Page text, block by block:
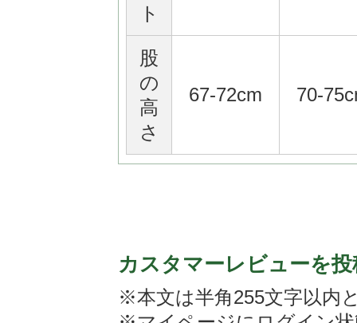
ト
股
の
高
さ
67-72cm 70-
カスタマーレビューを
※本文は半角255文字以内